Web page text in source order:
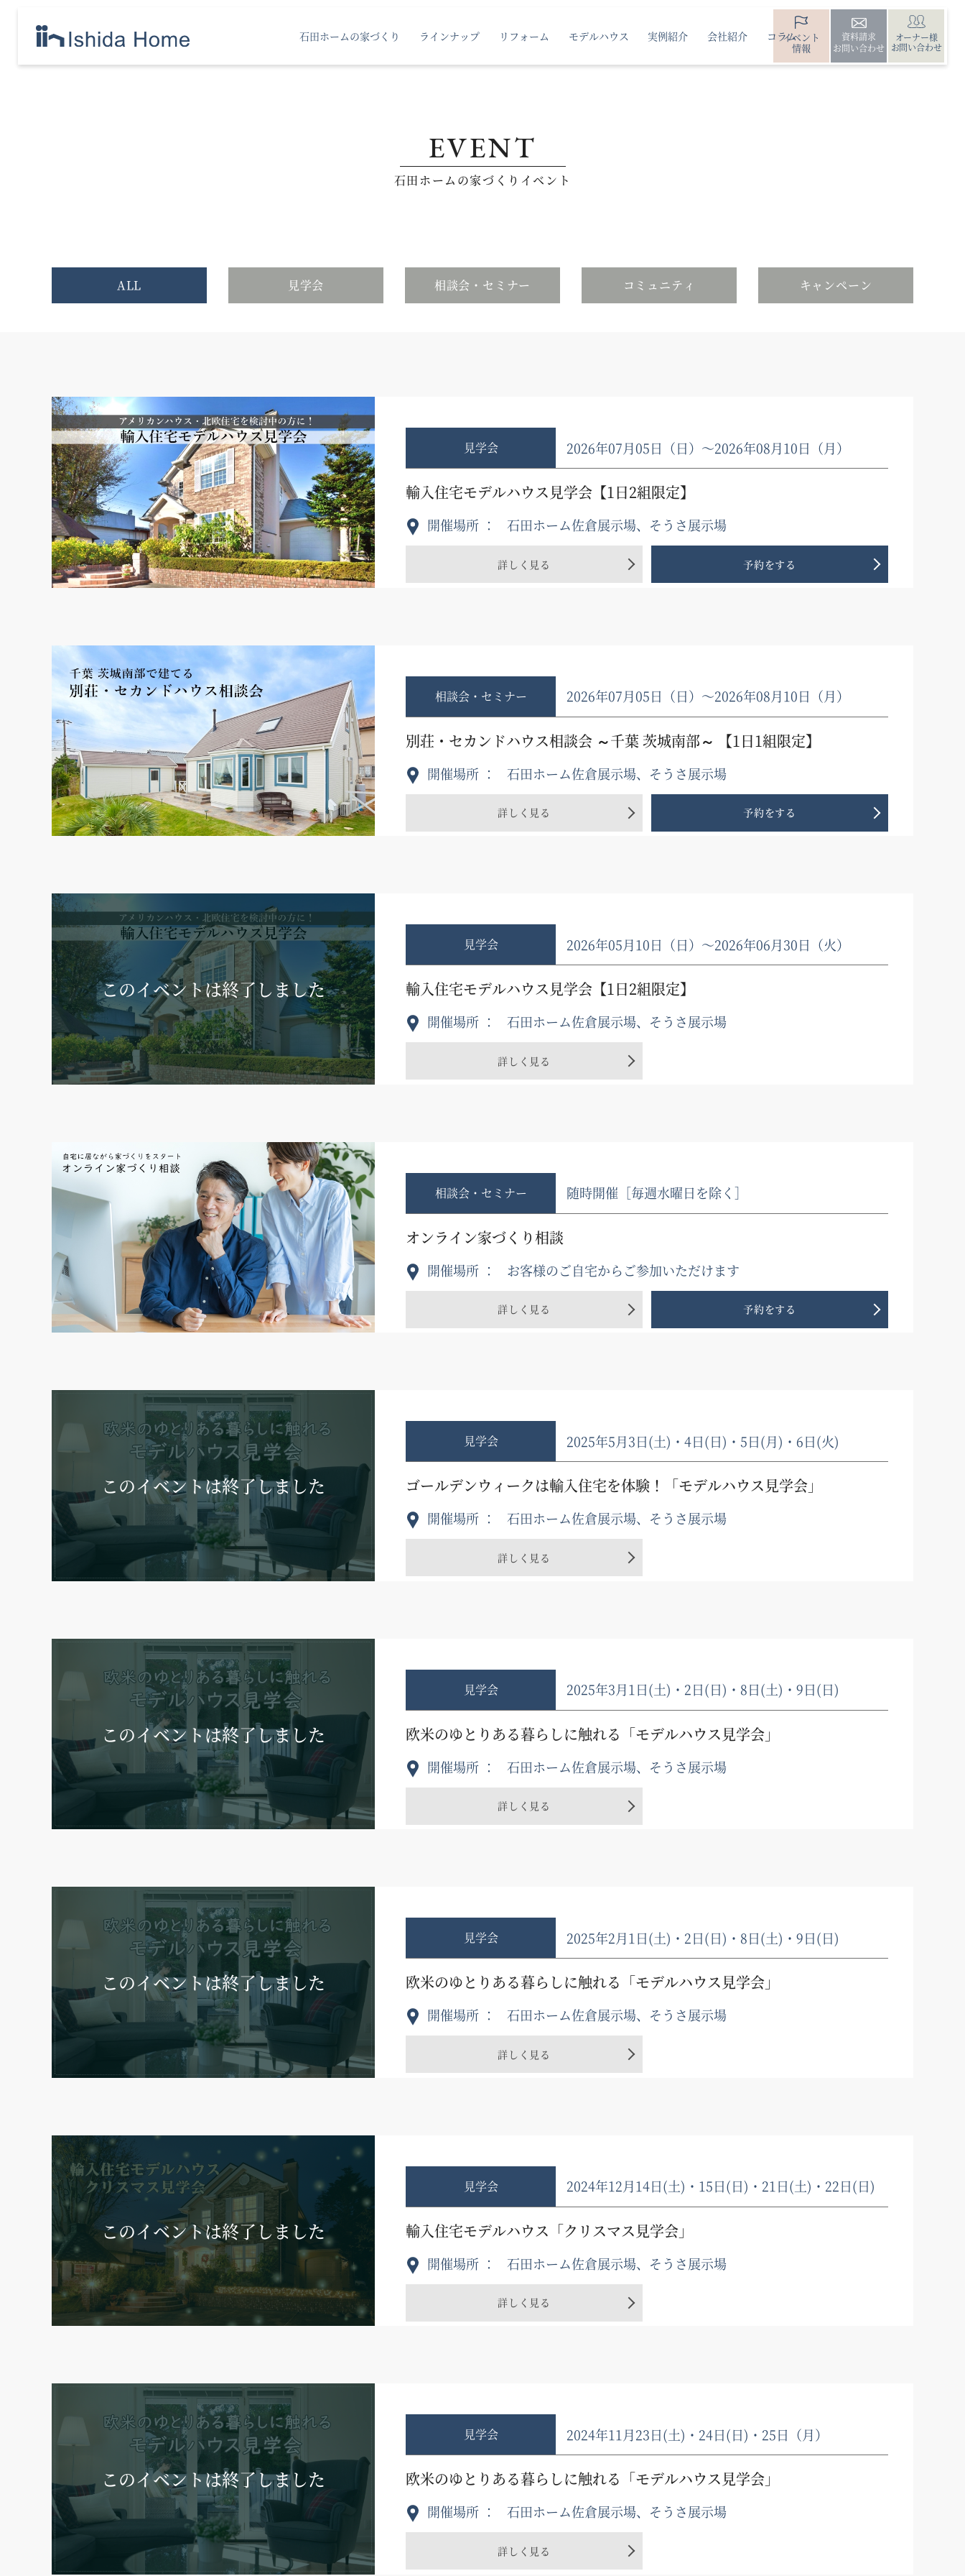
石田ホームの家づくり ラインナップ リフォーム モデルハウス 実例紹介 会社紹介 コラムイベント
情報
資料請求
お問い合わせ
オーナー様
お問い合わせ
EVENT
石田ホームの家づくりイベント
ALL 見学会 相談会・セミナー コミュニティ キャンペーン
見学会 2026年07月05日（日）〜2026年08月10日（月）
輸入住宅モデルハウス見学会【1日2組限定】
開催場所 石田ホーム佐倉展示場、そうさ展示場
詳しく見る 予約をする
相談会・セミナー 2026年07月05日（日）〜2026年08月10日（月）
別荘・セカンドハウス相談会 ～千葉 茨城南部～ 【1日1組限定】
開催場所 石田ホーム佐倉展示場、そうさ展示場
詳しく見る 予約をする
このイベントは終了しました
見学会 2026年05月10日（日）〜2026年06月30日（火）
輸入住宅モデルハウス見学会【1日2組限定】
開催場所 石田ホーム佐倉展示場、そうさ展示場
詳しく見る
相談会・セミナー 随時開催［毎週水曜日を除く］
オンライン家づくり相談
開催場所 お客様のご自宅からご参加いただけます
詳しく見る 予約をする
このイベントは終了しました
見学会 2025年5月3日(土)・4日(日)・5日(月)・6日(火)
ゴールデンウィークは輸入住宅を体験！「モデルハウス見学会」
開催場所 石田ホーム佐倉展示場、そうさ展示場
詳しく見る
このイベントは終了しました
見学会 2025年3月1日(土)・2日(日)・8日(土)・9日(日)
欧米のゆとりある暮らしに触れる「モデルハウス見学会」
開催場所 石田ホーム佐倉展示場、そうさ展示場
詳しく見る
このイベントは終了しました
見学会 2025年2月1日(土)・2日(日)・8日(土)・9日(日)
欧米のゆとりある暮らしに触れる「モデルハウス見学会」
開催場所 石田ホーム佐倉展示場、そうさ展示場
詳しく見る
このイベントは終了しました
見学会 2024年12月14日(土)・15日(日)・21日(土)・22日(日)
輸入住宅モデルハウス「クリスマス見学会」
開催場所 石田ホーム佐倉展示場、そうさ展示場
詳しく見る
このイベントは終了しました
見学会 2024年11月23日(土)・24日(日)・25日（月）
欧米のゆとりある暮らしに触れる「モデルハウス見学会」
開催場所 石田ホーム佐倉展示場、そうさ展示場
詳しく見る